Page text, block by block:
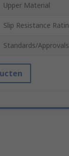
Upper Material
Slip Resistance
Standards/Approvals